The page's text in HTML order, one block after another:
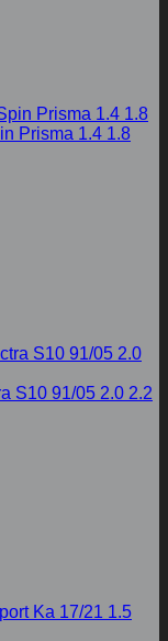
Prisma 1.4 1.8
S10 91/05 2.0 2.2